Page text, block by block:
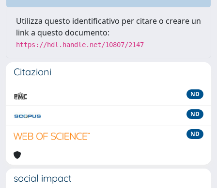
Utilizza questo identificativo per citare o creare un
link a questo documento:
https://hdl.handle.net/10807/2147
Citazioni
ND
ND
ND
social impact